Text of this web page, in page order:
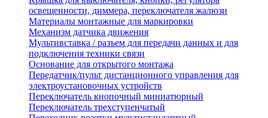
освещенности, диммера, переключателя жалюзи
Материалы монтажные для маркировки
Механизм датчика движения
Мультивставка / разъем для передачи данных и для
подключения техники связи
Основание для открытого монтажа
Передатчик/пульт дистанционного управления для
электроустановочных устройств
Переключатель кнопочный миниатюрный
Переключатель трехступенчатый